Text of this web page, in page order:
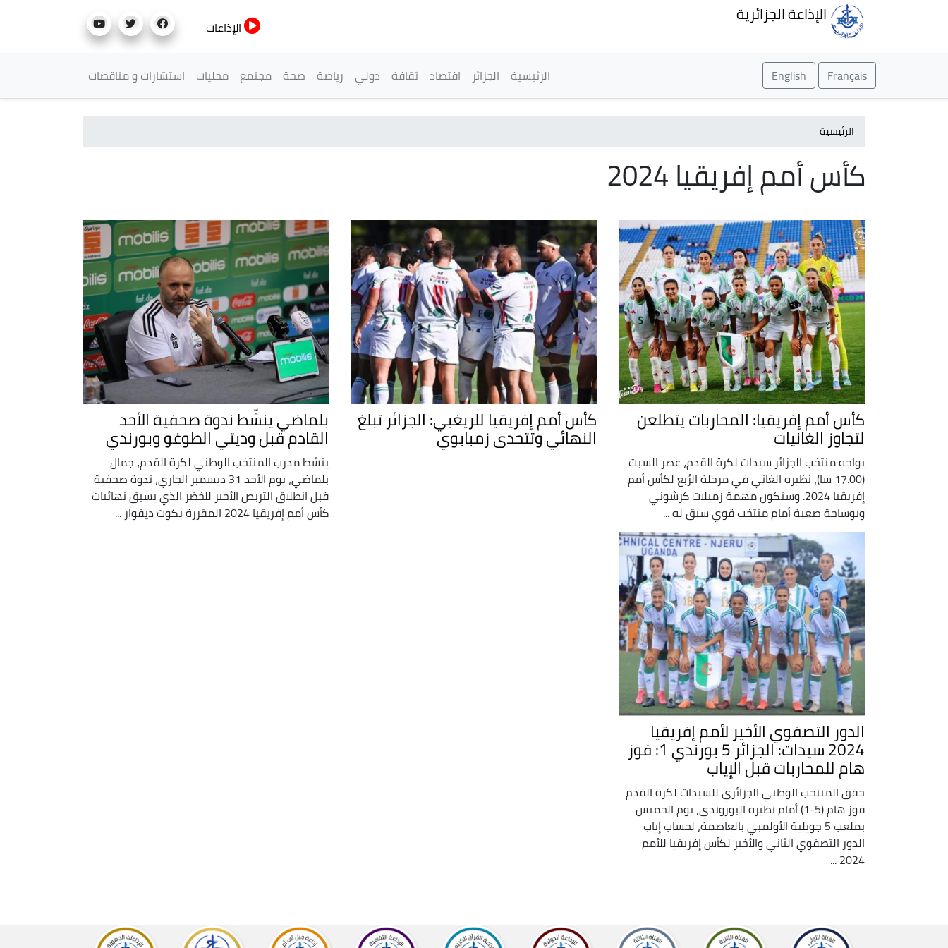
الإذاعة الجزائرية
الإذاعات
Français
English القائمة الرئيسية
الرئيسية الجزائر اقتصاد ثقافة دولي رياضة صحة مجتمع محليات استشارات و مناقصات
الرئيسية
كأس أمم إفريقيا 2024
كأس أمم إفريقيا: المحاربات يتطلعن
لتجاوز الغانيات
يواجه منتخب الجزائر سيدات لكرة القدم، عصر السبت
(17.00 سا)، نظيره الغاني في مرحلة الرُبع لكأس أمم
إفريقيا 2024. وستكون مهمة زميلات كرشوني
وبوساحة صعبة أمام منتخب قوي سبق له ...
كأس أمم إفريقيا للريغبي: الجزائر تبلغ
النهائي وتتحدى زمبابوي
بلماضي ينشّط ندوة صحفية الأحد
القادم قبل وديتي الطوغو وبورندي
ينشط مدرب المنتخب الوطني لكرة القدم، جمال
بلماضي، يوم الأحد 31 ديسمبر الجاري، ندوة صحفية
قبل انطلاق التربص الأخير للخضر الذي يسبق نهائيات
كأس أمم إفريقيا 2024 المقررة بكوت ديفوار ...
الدور التصفوي الأخير لأمم إفريقيا
2024 سيدات: الجزائر 5 بورندي 1: فوز
هام للمحاربات قبل الإياب
حقق المنتخب الوطني الجزائري للسيدات لكرة القدم
فوز هام (5-1) أمام نظيره البوروندي، يوم الخميس
بملعب 5 جويلية الأولمبي بالعاصمة، لحساب إياب
الدور التصفوي الثاني والأخير لكأس إفريقيا للأمم
2024 ...